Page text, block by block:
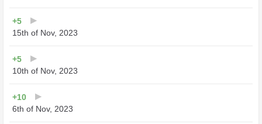
+5
15th of Nov, 2023
+5
10th of Nov, 2023
+10
6th of Nov, 2023